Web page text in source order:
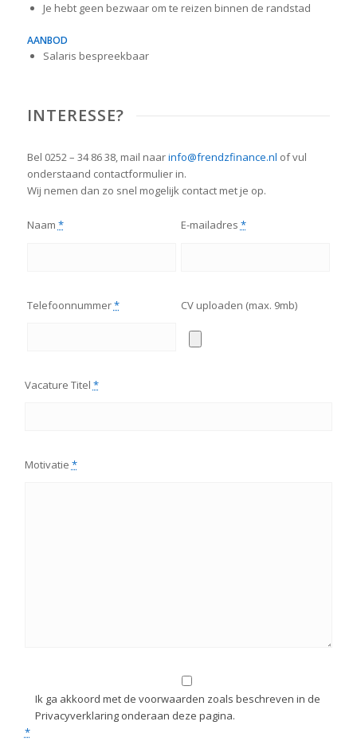
Je hebt geen bezwaar om te reizen binnen de randstad
AANBOD
Salaris bespreekbaar
INTERESSE?
Bel 0252 – 34 86 38, mail naarinfo@frendzfinance.nl of vul
onderstaand contactformulier in.
Wij nemen dan zo snel mogelijk contact met je op.
Naam * E-mailadres *
Telefoonnummer* CV uploaden (max. 9mb)
Vacature Titel *
Motivatie *
Ik ga akkoord met de voorwaarden zoals beschreven in de
Privacyverklaring onderaan deze pagina.
*